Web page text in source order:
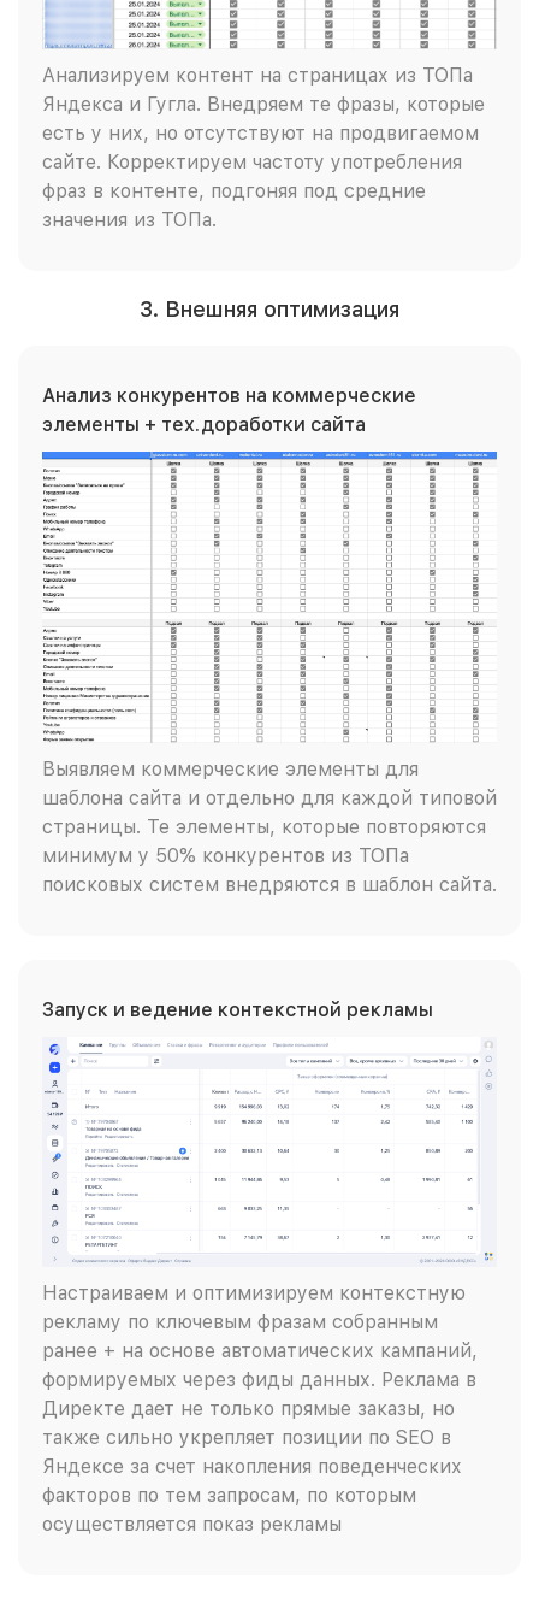
Анализируем контент на страницах из ТОПа
Яндекса и Гугла. Внедряем те фразы, которые
есть у них, но отсутствуют на продвигаемом
сайте. Корректируем частоту употребления
фраз в контенте, подгоняя под средние
значения из ТОПа.
3. Внешняя оптимизация
Анализ конкурентов на коммерческие
элементы + тех.доработки сайта
Выявляем коммерческие элементы для
шаблона сайта и отдельно для каждой типовой
страницы. Те элементы, которые повторяются
минимум у 50% конкурентов из ТОПа
поисковых систем внедряются в шаблон сайта.
Запуск и ведение контекстной рекламы
Настраиваем и оптимизируем контекстную
рекламу по ключевым фразам собранным
ранее + на основе автоматических кампаний,
формируемых через фиды данных. Реклама в
Директе дает не только прямые заказы, но
также сильно укрепляет позиции по SEO в
Яндексе за счет накопления поведенческих
факторов по тем запросам, по которым
осуществляется показ рекламы